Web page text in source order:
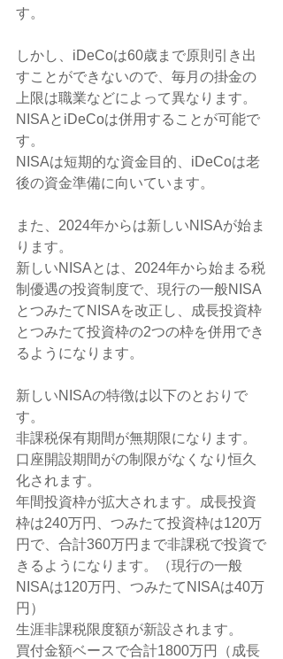
す。
しかし、iDeCoは60歳まで原則引き出
すことができないので、毎月の掛金の
上限は職業などによって異なります。
NISAとiDeCoは併用することが可能で
す。
NISAは短期的な資金目的、iDeCoは老
後の資金準備に向いています。
また、2024年からは新しいNISAが始ま
ります。
新しいNISAとは、2024年から始まる税
制優遇の投資制度で、現行の一般NISA
とつみたてNISAを改正し、成長投資枠
とつみたて投資枠の2つの枠を併用でき
るようになります。
新しいNISAの特徴は以下のとおりで
す。
非課税保有期間が無期限になります。
口座開設期間がの制限がなくなり恒久
化されます。
年間投資枠が拡大されます。成長投資
枠は240万円、つみたて投資枠は120万
円で、合計360万円まで非課税で投資で
きるようになります。（現行の一般
NISAは120万円、つみたてNISAは40万
円）
生涯非課税限度額が新設されます。
買付金額ベースで合計1800万円（成長